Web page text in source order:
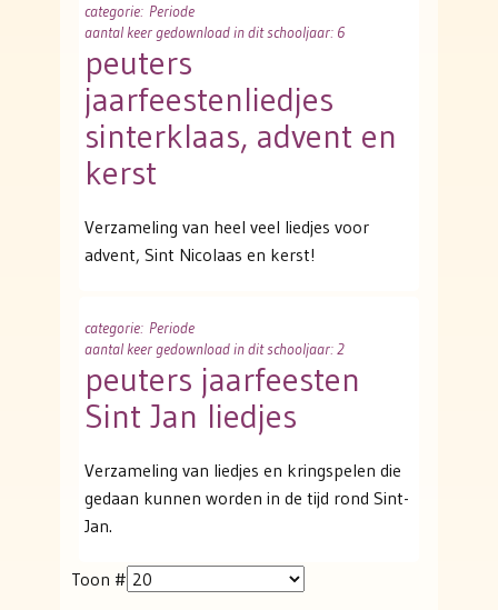
categorie: Periode
aantal keer gedownload in dit schooljaar: 6
peuters
jaarfeestenliedjes
sinterklaas, advent en
kerst
Verzameling van heel veel liedjes voor
advent, Sint Nicolaas en kerst!
categorie: Periode
aantal keer gedownload in dit schooljaar: 2
peuters jaarfeesten
Sint Jan liedjes
Verzameling van liedjes en kringspelen die
gedaan kunnen worden in de tijd rond Sint-
Jan.
Toon #